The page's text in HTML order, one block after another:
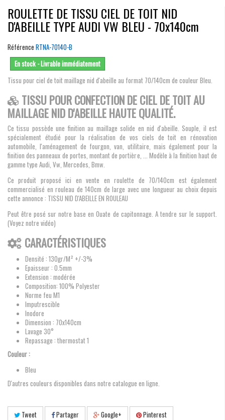
ROULETTE DE TISSU CIEL DE TOIT NID
D'ABEILLE TYPE AUDI VW BLEU - 70x140cm
Référence RTNA-70140-B
En stock - Livrable immédiatement
Tissu pour ciel de toit maillage nid d'abeille au format 70/140cm de couleur Bleu.
TISSU POUR CONFECTION DE CIEL DE TOIT AU
MAILLAGE NID D'ABEILLE HAUTE QUALITÉ.
Ce tissu possède une finition au maillage solide en nid d'abeille. Souple, il est
spécialement étudié pour la réalisation de vos ciels de toit en rénovation
automobile, l'aménagement de fourgon, van, utilitaire, mais également pour la
finition des panneaux de portes, montant de portière, ... Modèle à la finition haut de
gamme type Audi, Vw, Mercedes, Bmw.
Ce produit proposé ici en vente en roulette de 70/140cm est également
commercialisé en rouleau de 140cm de large avec une longueur au choix depuis
cette annonce : TISSU NID D'ABEILLE EN ROULEAU
Peut être posé sur notre base en Ouate de capitonnage. A tendre sur le support.
(Voyez notre vidéo)
CARACTÉRISTIQUES
Densité : 130gr/M² +/-3%
Epaisseur : 0.5mm
Extension : modérée
Composition: 100% Polyester
Norme feu M1
Imputrescible
Inodore
Dimension : 70x140cm
Lavage 30°
Repassage : thermostat 1
Couleur :
Bleu
D'autres couleurs disponibles dans notre catalogue en ligne.
Tweet Partager Google+ Pinterest